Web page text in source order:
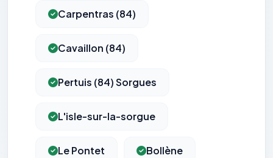
Carpentras (84)
Cavaillon (84)
Pertuis (84) Sorgues
L'isle-sur-la-sorgue
Le Pontet Bollène